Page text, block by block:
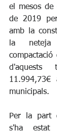
el mesos de
de 2019
amb la
la
11.994,73€
municipals.
Per la part
s'ha estat